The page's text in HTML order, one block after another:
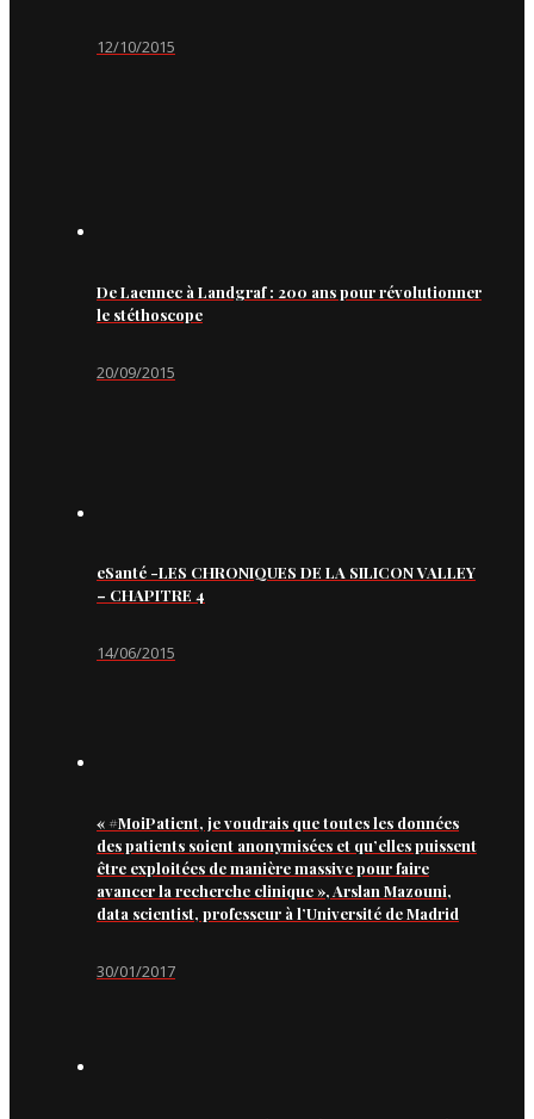
12/10/2015
De Laennec à Landgraf : 200 ans pour révolutionner
le stéthoscope
20/09/2015
eSanté -LES CHRONIQUES DE LA SILICON VALLEY
– CHAPITRE 4
14/06/2015
« #MoiPatient, je voudrais que toutes les données
des patients soient anonymisées et qu’elles puissent
être exploitées de manière massive pour faire
avancer la recherche clinique », Arslan Mazouni,
data scientist, professeur à l’Université de Madrid
30/01/2017